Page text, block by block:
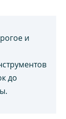
и
до